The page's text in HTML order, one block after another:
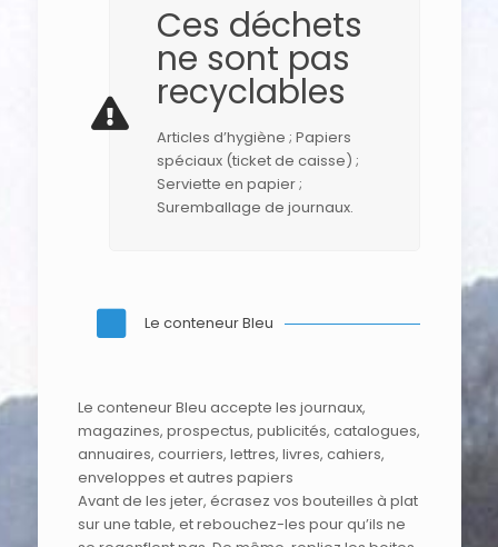
Ces déchets
ne sont pas
recyclables
Articles d’hygiène ; Papiers
spéciaux (ticket de caisse) ;
Serviette en papier ;
Suremballage de journaux.
Le conteneur Bleu
Le conteneur Bleu accepte les journaux,
magazines, prospectus, publicités, catalogues,
annuaires, courriers, lettres, livres, cahiers,
enveloppes et autres papiers
Avant de les jeter, écrasez vos bouteilles à plat
sur une table, et rebouchez-les pour qu’ils ne